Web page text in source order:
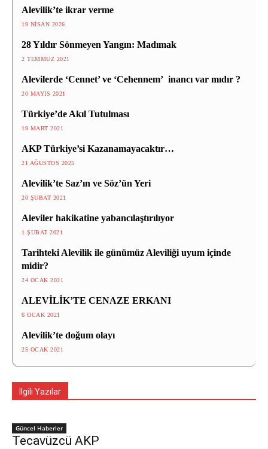
Alevilik’te ikrar verme
19 NISAN 2026
28 Yıldır Sönmeyen Yangın: Madımak
2 TEMMUZ 2021
Alevilerde ‘Cennet’ ve ‘Cehennem’ inancı var mıdır ?
20 MAYIS 2021
Türkiye’de Akıl Tutulması
19 MART 2021
AKP Türkiye’si Kazanamayacaktır…
21 AĞUSTOS 2025
Alevilik’te Saz’ın ve Söz’ün Yeri
20 ŞUBAT 2021
Aleviler hakikatine yabancılaştırılıyor
1 ŞUBAT 2021
Tarihteki Alevilik ile günümüz Aleviliği uyum içinde
midir?
24 OCAK 2021
ALEVİLİK’TE CENAZE ERKANI
6 OCAK 2021
Alevilik’te doğum olayı
25 OCAK 2021
İlgili Yazılar
Güncel Haberler
Tecavüzcü AKP